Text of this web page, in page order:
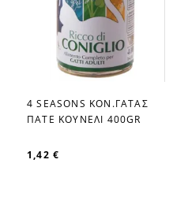
favorite_border
4 SEASONS ΚΟΝ.ΓΑΤΑΣ
ΠΑΤΕ ΚΟΥΝΕΛΙ 400GR
1,42 €